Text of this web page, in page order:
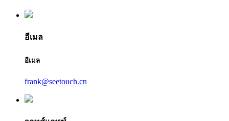
อีเมล
อีเมล
frank@seetouch.cn